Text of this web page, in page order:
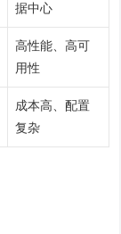
据中心
高性能、高可
用性
成本高、配置
复杂